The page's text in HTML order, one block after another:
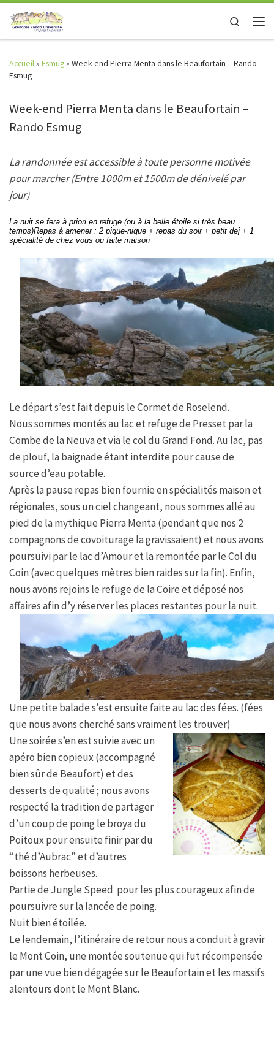
Skip to content
Search
Accueil» Esmug» Week-end Pierra Menta dans le Beaufortain – Rando
Esmug
Week-end Pierra Menta dans le Beaufortain –
Rando Esmug
La randonnée est accessible à toute personne motivée
pour marcher (Entre 1000m et 1500m de dénivelé par
jour)
La nuit se fera à priori en refuge (ou à la belle étoile si très beau
temps)Repas à amener : 2 pique-nique + repas du soir + petit dej + 1
spécialité de chez vous ou faite maison
Le départ s’est fait depuis le Cormet de Roselend.
Nous sommes montés au lac et refuge de Presset par la
Combe de la Neuva et via le col du Grand Fond. Au lac, pas
de plouf, la baignade étant interdite pour cause de
source d’eau potable.
Après la pause repas bien fournie en spécialités maison et
régionales, sous un ciel changeant, nous sommes allé au
pied de la mythique Pierra Menta (pendant que nos 2
compagnons de covoiturage la gravissaient) et nous avons
poursuivi par le lac d’Amour et la remontée par le Col du
Coin (avec quelques mètres bien raides sur la fin). Enfin,
nous avons rejoins le refuge de la Coire et déposé nos
affaires afin d’y réserver les places restantes pour la nuit.
Une petite balade s’est ensuite faite au lac des fées. (fées
que nous avons cherché sans vraiment les trouver)
Une soirée s’en est suivie avec un
apéro bien copieux (accompagné
bien sûr de Beaufort) et des
desserts de qualité ; nous avons
respecté la tradition de partager
d’un coup de poing le broya du
Poitoux pour ensuite finir par du
“thé d’Aubrac” et d’autres
boissons herbeuses.
Partie de Jungle Speed pour les plus courageux afin de
poursuivre sur la lancée de poing.
Nuit bien étoilée.
Le lendemain, l’itinéraire de retour nous a conduit à gravir
le Mont Coin, une montée soutenue qui fut récompensée
par une vue bien dégagée sur le Beaufortain et les massifs
alentours dont le Mont Blanc.